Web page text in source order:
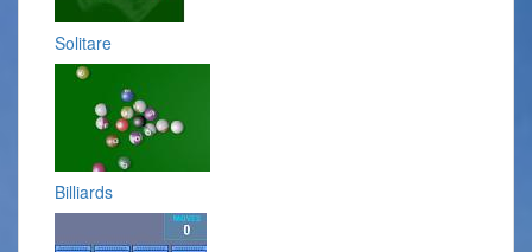
Solitare
Billiards